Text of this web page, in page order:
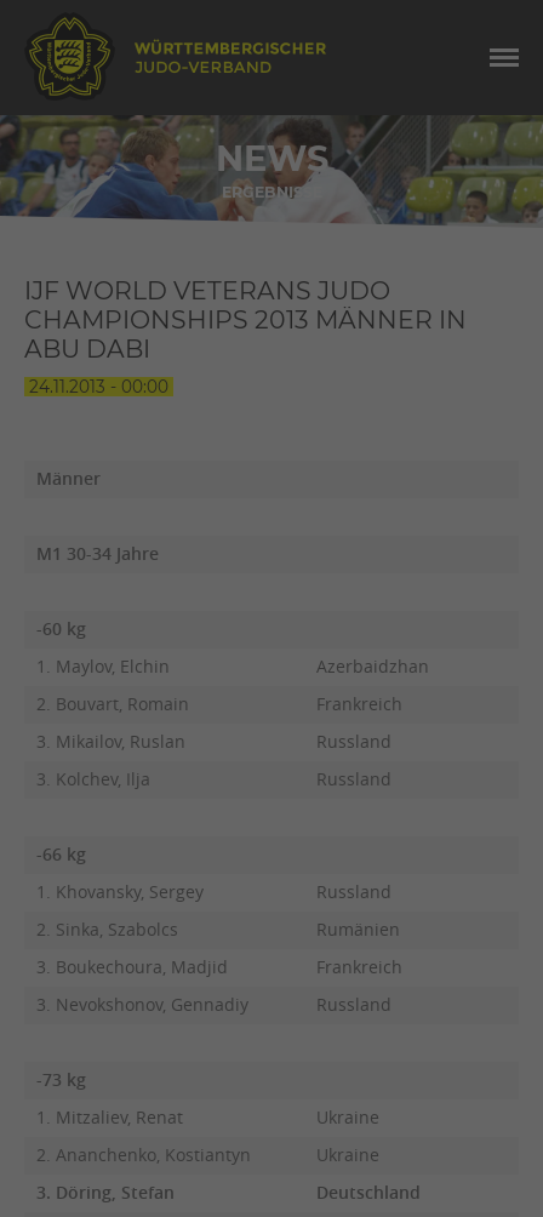
NEWS
ERGEBNISSE
IJF WORLD VETERANS JUDO
CHAMPIONSHIPS 2013 MÄNNER IN
ABU DABI
24.11.2013 - 00:00
Männer
M1 30-34 Jahre
-60 kg
1. Maylov, Elchin
Azerbaidzhan
2. Bouvart, Romain
Frankreich
3. Mikailov, Ruslan
Russland
3. Kolchev, Ilja
Russland
-66 kg
1. Khovansky, Sergey
Russland
2. Sinka, Szabolcs
Rumänien
3. Boukechoura, Madjid
Frankreich
3. Nevokshonov, Gennadiy
Russland
-73 kg
1. Mitzaliev, Renat
Ukraine
2. Ananchenko, Kostiantyn
Ukraine
3. Döring, Stefan
Deutschland